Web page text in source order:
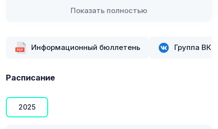
Показать полностью
Информационный бюллетень Группа ВК
Расписание
2025